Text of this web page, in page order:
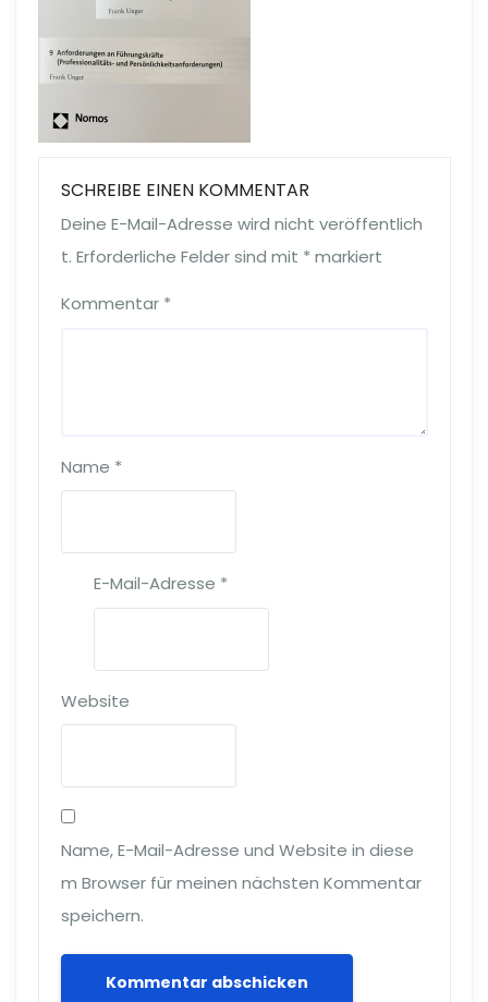
SCHREIBE EINEN KOMMENTAR
Deine E-Mail-Adresse wird nicht veröffentlich
t. Erforderliche Felder sind mit * markiert
Kommentar *
Name *
E-Mail-Adresse *
Website
Name, E-Mail-Adresse und Website in diese
m Browser für meinen nächsten Kommentar
speichern.